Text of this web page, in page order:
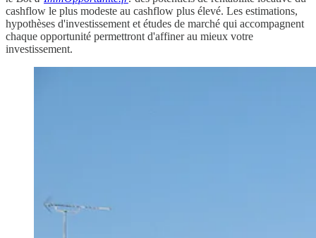
cashflow le plus modeste au cashflow plus élevé. Les estimations,
hypothèses d'investissement et études de marché qui accompagnent
chaque opportunité permettront d'affiner au mieux votre
investissement.